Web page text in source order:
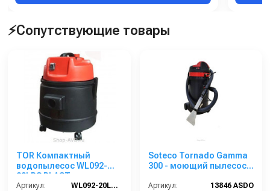
⚡Сопутствующие товары
TOR Компактный
водопылесос WL092-
20LPS PLAST
Артикул:
WL092-20LPS PLAST
Soteco Tornado Gamma
300 - моющий пылесос
Артикул:
13846 ASDO